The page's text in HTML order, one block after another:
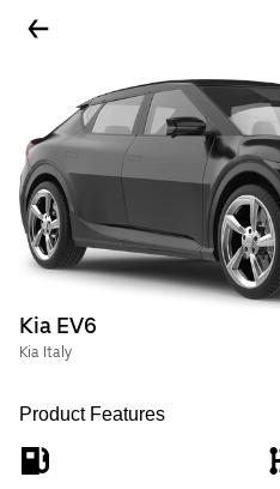
Kia EV6
Kia Italy
Product Features